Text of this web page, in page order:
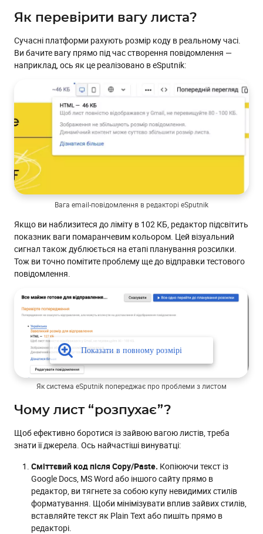
Як перевірити вагу листа?
Сучасні платформи рахують розмір коду в реальному часі.
Ви бачите вагу прямо під час створення повідомлення —
наприклад, ось як це реалізовано в eSputnik:
Вага email-повідомлення в редакторі eSputnik
Якщо ви наблизитеся до ліміту в 102 КБ, редактор підсвітить
показник ваги помаранчевим кольором. Цей візуальний
сигнал також дублюється на етапі планування розсилки.
Тож ви точно помітите проблему ще до відправки тестового
повідомлення.
Як система eSputnik попереджає про проблеми з листом
Чому лист “розпухає”?
Щоб ефективно боротися із зайвою вагою листів, треба
знати її джерела. Ось найчастіші винуватці:
Сміттєвий код після Copy/Paste. Копіюючи текст із
Google Docs, MS Word або іншого сайту прямо в
редактор, ви тягнете за собою купу невидимих стилів
форматування. Щоби мінімізувати вплив зайвих стилів,
вставляйте текст як Plain Text або пишіть прямо в
редакторі.